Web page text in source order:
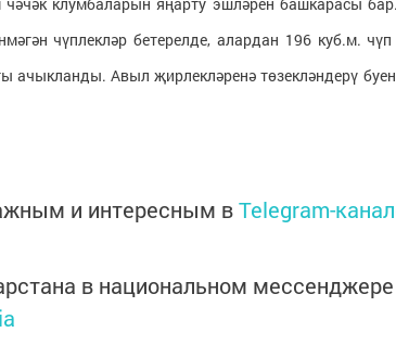
чүплекләр бетерелде, алардан 196 куб.м.
ачыкланды. Авыл җирлекләренә төзекләндерү
и интересным вTelegram-
в национальном